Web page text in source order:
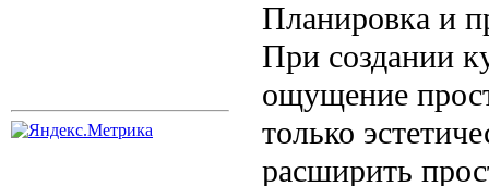
Планировка и
При создании
ощущение
только
расширить